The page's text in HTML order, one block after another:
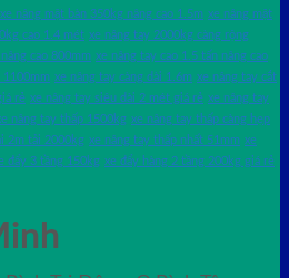
xe nâng mặt bàn 350kg nâng cao 1.5m xe nâng mặt
cao 1.4 mét xe nâng tay 2000kg càng rộng
cao 800mm xe nâng tay cao 1.5 tấn nâng cao
1100mm xe nâng tay càng dài 1.6m xe nâng tay cắt
rẻ xe nâng tay siêu dài 2 mét giá rẻ xe nâng tay
nâng tay thấp 1500kg xe nâng tay thấp càng hẹp
2m tải 2000kg xe nâng tay thấp nhất 51mm xe
đẩy 3 tầng 150kg xe đẩy hàng 2 tầng 200kg giá rẻ